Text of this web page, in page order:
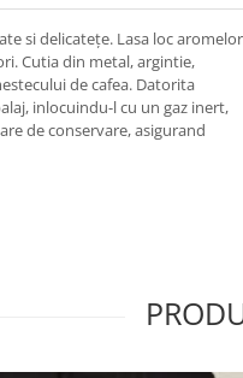
si delicatețe. Lasa loc aromelor
Cutia din metal, argintie,
de cafea. Datorita
inlocuindu-l cu un gaz inert,
de conservare, asigurand